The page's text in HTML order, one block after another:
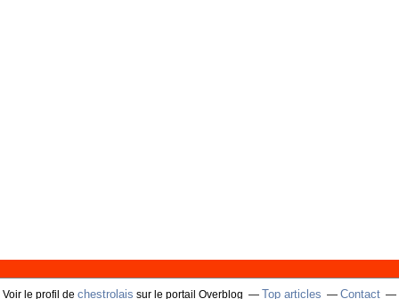
Voir le profil de chestrolais sur le portail Overblog Top articles Contact